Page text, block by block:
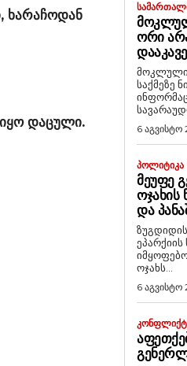
ხარაჩოდან
დაცული.
ᲝᲠᲘ
მოკლული
საქმეზე
6 აგვისტო
ᲞᲝᲚᲘᲢᲘᲙᲐ
ᲛᲔᲣᲤᲔ
ᲝᲯᲐᲮᲘᲡ
ᲓᲐ
ოჯახს...
6 აგვისტო